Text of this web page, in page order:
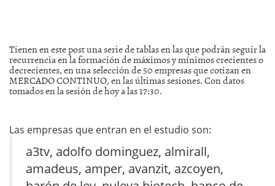
Tienen en este post una serie de tablas en las que podrán seguir la
recurrencia en la formación de máximos y mínimos crecientes o
decrecientes, en una selección de 50 empresas que cotizan en
MERCADO CONTINUO, en las últimas sesiones. Con datos
tomados en la sesión de hoy a las 17:30.
Las empresas que entran en el estudio son:
a3tv, adolfo dominguez, almirall,
amadeus, amper, avanzit, azcoyen,